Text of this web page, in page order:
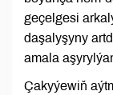
geçelgesi
daşalyşyny
amala
Çakyýewiň